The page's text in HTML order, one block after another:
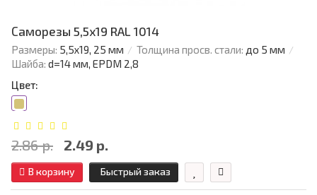
Саморезы 5,5х19 RAL 1014
Размеры: 5,5х19, 25 мм Толщина просв. стали: до 5 мм
Шайба: d=14 мм, EPDM 2,8
Цвет:
2.86 р. 2.49 р.
В корзину Быстрый заказ